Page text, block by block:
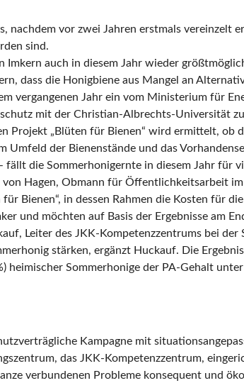
nachdem vor zwei Jahren erstmals
sind.
auch in diesem Jahr wieder
dass die Honigbiene aus Mangel an
vergangenen Jahr ein vom Ministerium für
mit der Christian-Albrechts-Universität
Projekt „Blüten für Bienen“ wird ermittelt, ob
der Bienenstände und das
die Sommerhonigernte in diesem Jahr für
Hagen, Obmann für Öffentlichkeitsarbeit
Bienen“, in dessen Rahmen die Kosten für
und möchten auf Basis der Ergebnisse am
Leiter des JKK-Kompetenzzentrums bei
stärken, ergänzt Huckauf. Die
heimischer Sommerhonige der PA-Gehalt
Kampagne mit
das JKK-Kompetenzzentrum,
verbundenen Probleme konsequent und